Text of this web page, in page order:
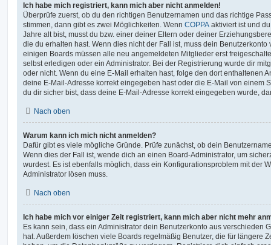
Ich habe mich registriert, kann mich aber nicht anmelden!
Überprüfe zuerst, ob du den richtigen Benutzernamen und das richtige
stimmen, dann gibt es zwei Möglichkeiten. Wenn COPPA aktiviert ist und
Jahre alt bist, musst du bzw. einer deiner Eltern oder deiner
die du erhalten hast. Wenn dies nicht der Fall ist, muss dein
einigen Boards müssen alle neu angemeldeten Mitglieder erst
selbst erledigen oder ein Administrator. Bei der Registrierung wurde dir
oder nicht. Wenn du eine E-Mail erhalten hast, folge den dort enthaltenen
deine E-Mail-Adresse korrekt eingegeben hast oder die E-Mail von einem
du dir sicher bist, dass deine E-Mail-Adresse korrekt eingegeben wurde,
Nach oben
Warum kann ich mich nicht anmelden?
Dafür gibt es viele mögliche Gründe. Prüfe zunächst, ob dein
Wenn dies der Fall ist, wende dich an einen Board-Administrator, um
wurdest. Es ist ebenfalls möglich, dass ein Konfigurationsproblem mit der
Administrator lösen muss.
Nach oben
Ich habe mich vor einiger Zeit registriert, kann mich aber nicht mehr
Es kann sein, dass ein Administrator dein Benutzerkonto aus verschieden
hat. Außerdem löschen viele Boards regelmäßig Benutzer, die für längere